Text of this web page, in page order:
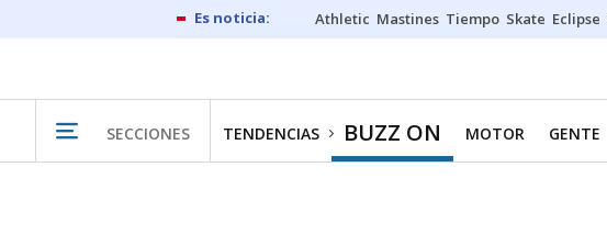
Athletic Mastines Tiempo Skate Eclipse
SECCIONES TENDENCIAS BUZZ ON MOTOR GENTE